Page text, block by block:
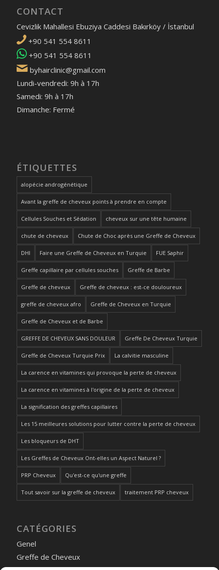
CONTACT
Cevizlik Mahallesi Ebuziya Caddesi Bakırköy / İstanbul
+90 541 554 8611
+90 541 554 8611
byhairclinic@gmail.com
Lundi-vendredi: 9h à 17h
Samedi: 9h à 17h
Dimanche: Fermé
ÉTIQUETTES
alopécie androgénétique
Avant la greffe de cheveux points à prendre en compte
Cellules Souches et Sédation cheveux sur une tête humaine
chute de cheveux Chute de Choc après une Greffe de Cheveux
DHI Faire une Greffe de Cheveux en Turquie FUE Saphir
Greffe capillaire par cellules souches Greffe de Barbe
Greffe de cheveux Greffe de cheveux : est-ce douloureux
greffe de cheveux afro Greffe de Cheveux en Turquie
Greffe de Cheveux et de Barbe
GREFFE DE CHEVEUX SANS DOULEUR Greffe De Cheveux Turquie
Greffe de Cheveux Turquie Prix La calvitie masculine
La carence en vitamines qui provoque la perte de cheveux
La carence en vitamines à l'origine de la perte de cheveux
La signification des greffes capillaires
Les 15 meilleures solutions pour lutter contre la perte de cheveux
Les bloqueurs de DHT
Les Greffes de Cheveux Ont-elles un Aspect Naturel ?
PRP Cheveux Qu'est-ce qu'une greffe
Tout savoir sur la greffe de cheveux traitement PRP cheveux
CATÉGORIES
Genel
Greffe de Cheveux